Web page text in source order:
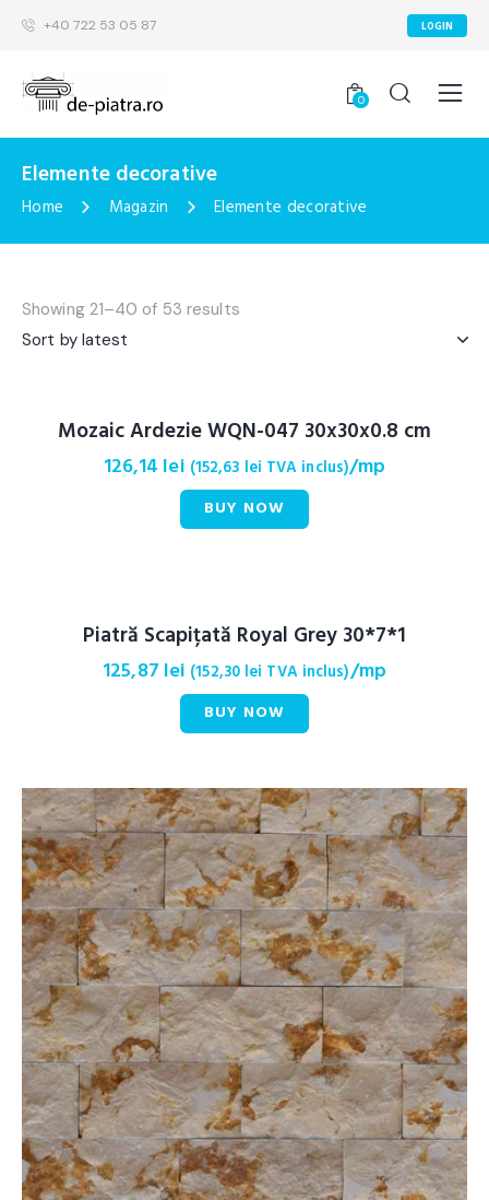
+40 722 53 05 87 LOGIN
0
Elemente decorative
Home Magazin Elemente decorative
Showing 21–40 of 53 results
Mozaic Ardezie WQN-047 30x30x0.8 cm
126,14 lei (152,63 lei TVA inclus)/mp
BUY NOW
Piatră Scapițată Royal Grey 30*7*1
125,87 lei (152,30 lei TVA inclus)/mp
BUY NOW